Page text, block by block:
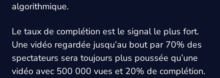
algorithmique.
Le taux de complétion est le signal le plus fort.
Une vidéo regardée jusqu’au bout par 70% des
spectateurs sera toujours plus poussée qu’une
vidéo avec 500 000 vues et 20% de complétion.